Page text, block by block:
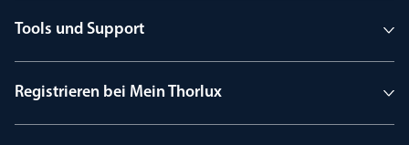
Tools und Support
Registrieren bei Mein Thorlux